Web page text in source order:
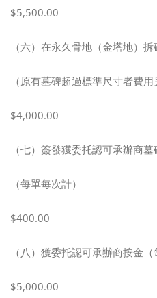
$5,500.00
（六）在永久骨地（金塔地）
（原有墓碑超過標準尺寸者費用
$4,000.00
（七）簽發獲委托認可承辦商
（每單每次計）
$400.00
（八）獲委托認可承辦商按金（
$5,000.00